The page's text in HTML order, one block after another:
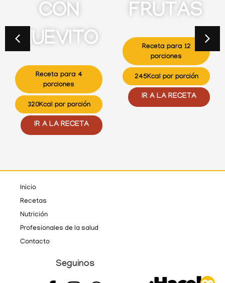
CON
HUEVITO
Receta para 4
porciones
320Kcal por porción
IR A LA RECETA
FRUTAS
Receta para 12
porciones
245Kcal por porción
IR A LA RECETA
Inicio
Recetas
Nutrición
Profesionales de la salud
Contacto
Seguinos